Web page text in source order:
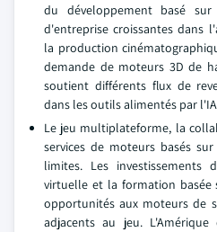
du développement basé
d'entreprise croissantes dans
la production
demande de moteurs 3D de
soutient différents flux de
dans les outils alimentés par
Le jeu multiplateforme, la
services de moteurs basés
limites. Les investissements
virtuelle et la formation
opportunités aux moteurs de
adjacents au jeu.